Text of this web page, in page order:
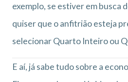
exemplo, se estiver em busca
quiser que o anfitrião esteja
selecionar Quarto Inteiro ou
E aí, já sabe tudo sobre a